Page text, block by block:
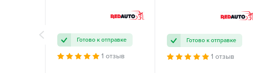
Готово к отправке
1 отзыв
Готово к отправке
1 отзыв